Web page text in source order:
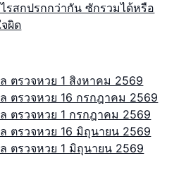
ไรสกปรกกว่ากัน ซักรวมได้หรือ
ผิด
ตรวจหวย 1 สิงหาคม 2569
ตรวจหวย 16 กรกฎาคม 2569
ตรวจหวย 1 กรกฎาคม 2569
ตรวจหวย 16 มิถุนายน 2569
ตรวจหวย 1 มิถุนายน 2569